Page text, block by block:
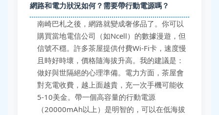
網路和電力狀況如何？需要帶行動電源嗎？
南崎巴札之後，網路就變成奢侈品了。你可以
購買當地電信公司（如Ncell）的數據漫遊，但
信號不穩。許多茶屋提供付費Wi-Fi卡，速度慢
且時好時壞，價格隨海拔升高。我的建議是：
做好與世隔絕的心理準備。電力方面，茶屋會
對充電收費，越上面越貴，充一次手機可能收
5-10美金。帶一個高容量的行動電源
（20000mAh以上）是明智的，可以在低海拔